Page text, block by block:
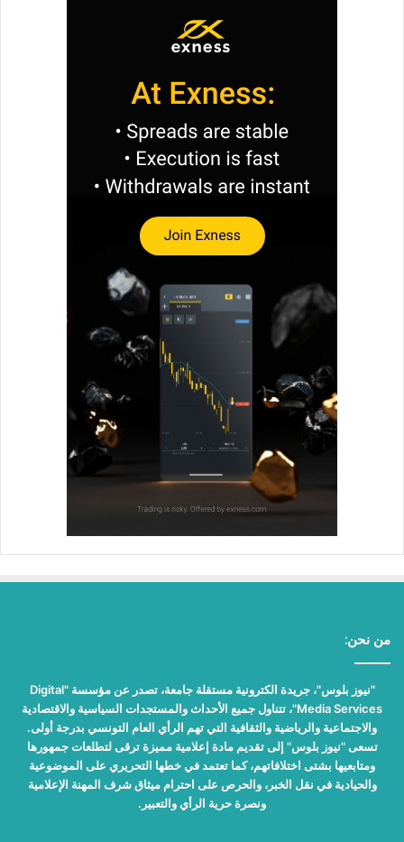
من نحن:
"نيوز بلوس"، جريدة الكترونية مستقلة جامعة، تصدر عن مؤسسة "Digital
Media Services"، تتناول جميع الأحداث والمستجدات السياسية والاقتصادية
والاجتماعية والرياضية والثقافية التي تهم الرأي العام التونسي بدرجة أولى.
تسعى "نيوز بلوس" إلى تقديم مادة إعلامية مميزة ترقى لتطلعات جمهورها
ومتابعيها بشتى اختلافاتهم، كما تعتمد في خطها التحريري على الموضوعية
والحيادية في نقل الخبر، والحرص على احترام ميثاق شرف المهنة الإعلامية
ونصرة حرية الرأي والتعبير.